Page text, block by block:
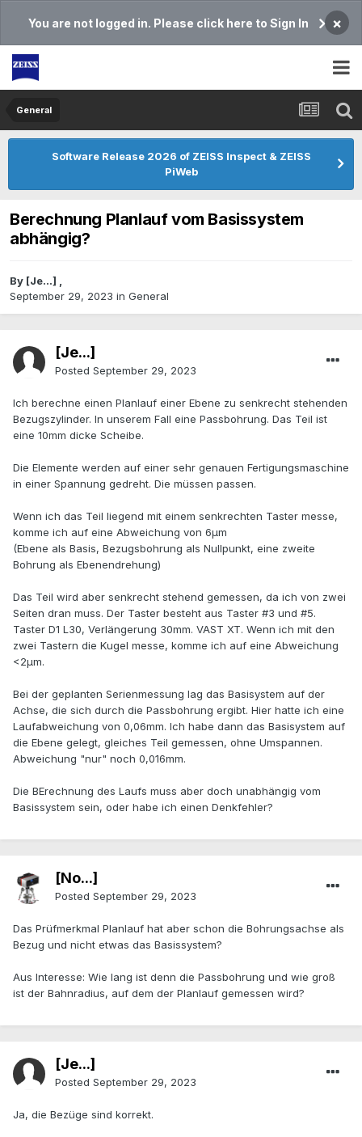
You are not logged in. Please click here to Sign In ×
General
Software Release 2026 of ZEISS Inspect & ZEISS
PiWeb
Berechnung Planlauf vom Basissystem
abhängig?
By [Je...] ,
September 29, 2023 in General
[Je...]
Posted September 29, 2023
Ich berechne einen Planlauf einer Ebene zu senkrecht stehenden
Bezugszylinder. In unserem Fall eine Passbohrung. Das Teil ist
eine 10mm dicke Scheibe.
Die Elemente werden auf einer sehr genauen Fertigungsmaschine
in einer Spannung gedreht. Die müssen passen.
Wenn ich das Teil liegend mit einem senkrechten Taster messe,
komme ich auf eine Abweichung von 6µm
(Ebene als Basis, Bezugsbohrung als Nullpunkt, eine zweite
Bohrung als Ebenendrehung)
Das Teil wird aber senkrecht stehend gemessen, da ich von zwei
Seiten dran muss. Der Taster besteht aus Taster #3 und #5.
Taster D1 L30, Verlängerung 30mm. VAST XT. Wenn ich mit den
zwei Tastern die Kugel messe, komme ich auf eine Abweichung
<2µm.
Bei der geplanten Serienmessung lag das Basisystem auf der
Achse, die sich durch die Passbohrung ergibt. Hier hatte ich eine
Laufabweichung von 0,06mm. Ich habe dann das Basisystem auf
die Ebene gelegt, gleiches Teil gemessen, ohne Umspannen.
Abweichung "nur" noch 0,016mm.
Die BErechnung des Laufs muss aber doch unabhängig vom
Basissystem sein, oder habe ich einen Denkfehler?
[No...]
Posted September 29, 2023
Das Prüfmerkmal Planlauf hat aber schon die Bohrungsachse als
Bezug und nicht etwas das Basissystem?
Aus Interesse: Wie lang ist denn die Passbohrung und wie groß
ist der Bahnradius, auf dem der Planlauf gemessen wird?
[Je...]
Posted September 29, 2023
Ja, die Bezüge sind korrekt.